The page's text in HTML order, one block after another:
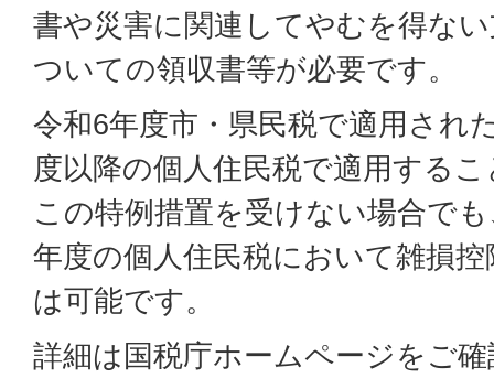
書や災害に関連してやむを得な
ついての領収書等が必要です。
令和6年度市・県民税で適用され
度以降の個人住民税で適用する
この特例措置を受けない場合で
年度の個人住民税において雑損
は可能です。
詳細は国税庁ホームページをご